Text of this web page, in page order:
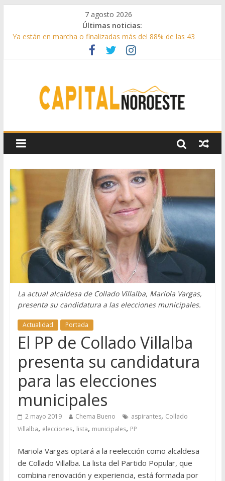
7 agosto 2026
Últimas noticias:
Ya están en marcha o finalizadas más del 88% de las 43
medidas urgentes para reconstruir la Sierra Oeste
Cerca de 33.000 asistentes en los espectáculos de la
kilos de forraje a las ganaderías afectadas por los incendios
de la Sierra Oeste
Guadarrama abre matricula 2026-2027 del Aula de
Humanidades
La actual alcaldesa de Collado Villalba, Mariola Vargas,
presenta su candidatura a las elecciones municipales.
Actualidad Portada
El PP de Collado Villalba
presenta su candidatura
para las elecciones
municipales
2 mayo 2019 Chema Bueno aspirantes, Collado
Villalba, elecciones, lista, municipales, PP
Mariola Vargas optará a la reelección como alcaldesa
de Collado Villalba. La lista del Partido Popular, que
combina renovación y experiencia, está formada por